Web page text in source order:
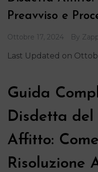
Preavviso e
Ottobre 17, 2024 By
Last Updated on
Guida
Disdetta
Affitto:
Risoluzione